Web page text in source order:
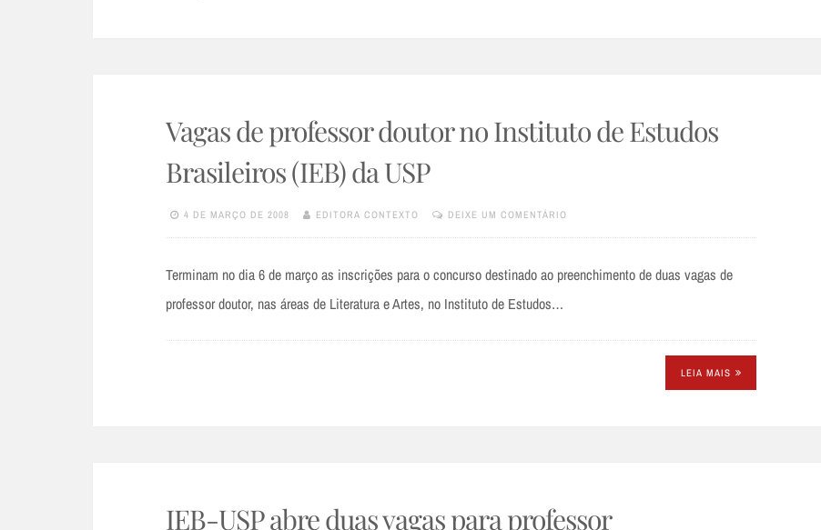
Vagas de professor doutor no Instituto de Estudos
Brasileiros (IEB) da USP
4 DE MARÇO DE 2008 EDITORA CONTEXTO DEIXE UM COMENTÁRIO
Terminam no dia 6 de março as inscrições para o concurso destinado ao preenchimento de duas vagas de
professor doutor, nas áreas de Literatura e Artes, no Instituto de Estudos…
LEIA MAIS
IEB-USP abre duas vagas para professor